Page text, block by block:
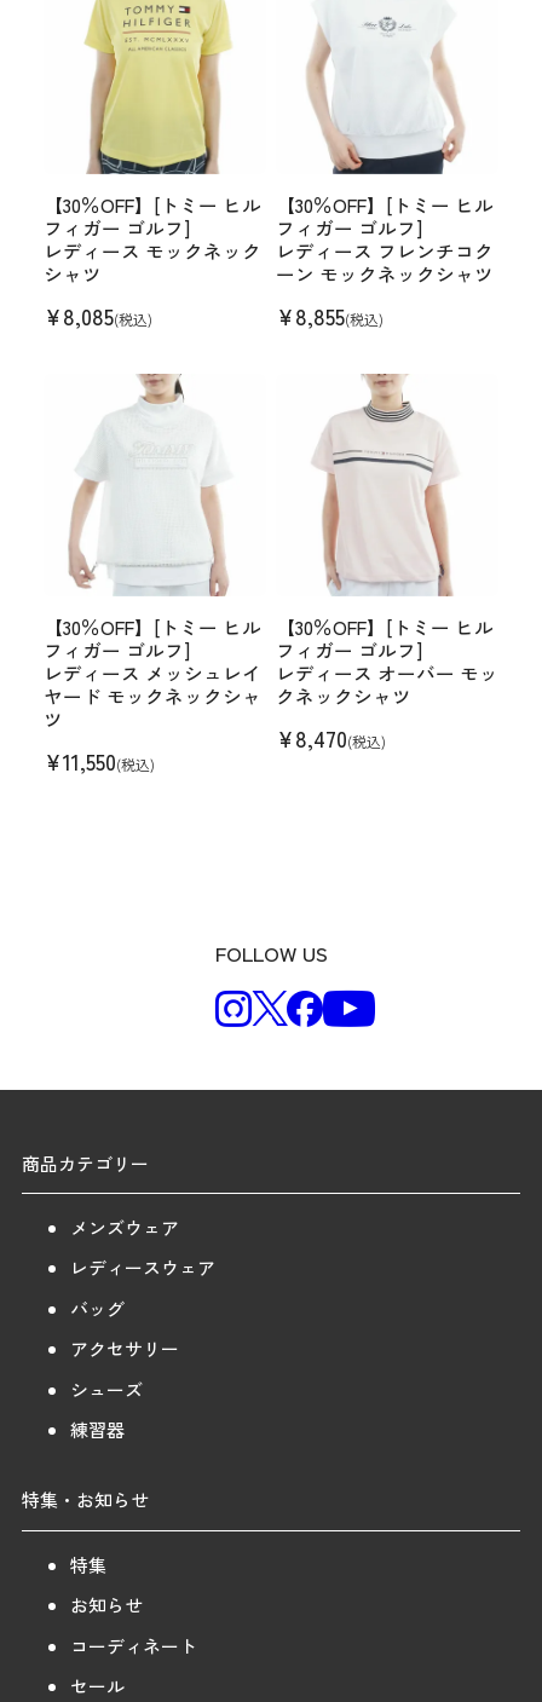
【30％OFF】[トミー ヒル
フィガー ゴルフ]
レディース モックネック
シャツ
¥8,085(税込)
【30％OFF】[トミー ヒル
フィガー ゴルフ]
レディース フレンチコク
ーン モックネックシャツ
¥8,855(税込)
【30％OFF】[トミー ヒル
フィガー ゴルフ]
レディース メッシュレイ
ヤード モックネックシャ
ツ
¥11,550(税込)
【30％OFF】[トミー ヒル
フィガー ゴルフ]
レディース オーバー モッ
クネックシャツ
¥8,470(税込)
FOLLOW US
商品カテゴリー
メンズウェア
レディースウェア
バッグ
アクセサリー
シューズ
練習器
特集・お知らせ
特集
お知らせ
コーディネート
セール